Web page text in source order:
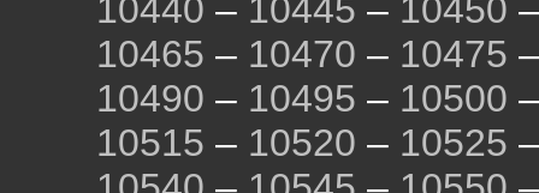
10440 – 10445 – 10450
10465 – 10470 – 10475
10490 – 10495 – 10500
10515 – 10520 – 10525